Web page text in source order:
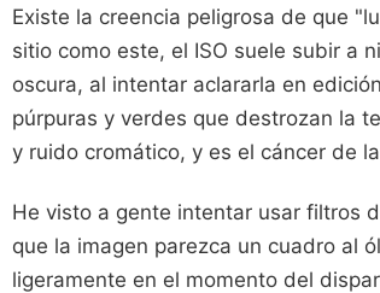
Existe la creencia peligrosa de que
sitio como este, el ISO suele subir a
oscura, al intentar aclararla en
púrpuras y verdes que destrozan la
y ruido cromático, y es el cáncer de
He visto a gente intentar usar filtros
que la imagen parezca un cuadro al
ligeramente en el momento del